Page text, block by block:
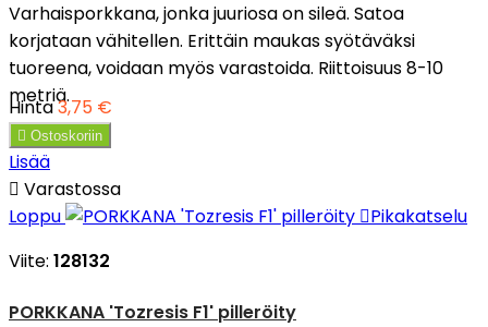
Varhaisporkkana, jonka juuriosa on sileä. Satoa
korjataan vähitellen. Erittäin maukas syötäväksi
tuoreena, voidaan myös varastoida. Riittoisuus 8-10
metriä.
Hinta3,75 €
 Ostoskoriin
Lisää
 Varastossa
Loppu
Pikakatselu
Viite: 128132
PORKKANA 'Tozresis F1' pilleröity